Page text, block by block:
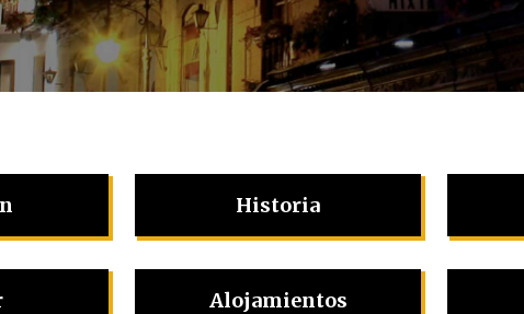
Historia
Alojamientos